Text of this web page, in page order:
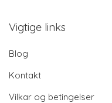
Vigtige links
Blog
Kontakt
Vilkar og betingelser